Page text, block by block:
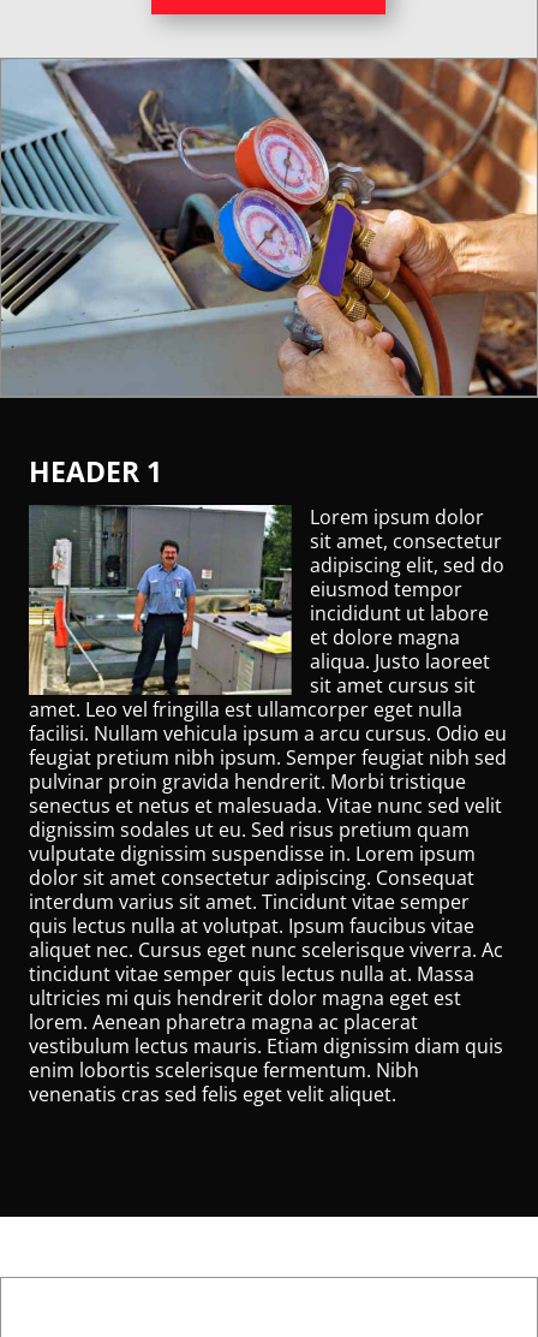
HEADER 1
Lorem ipsum dolor
sit amet, consectetur
adipiscing elit, sed do
eiusmod tempor
incididunt ut labore
et dolore magna
aliqua. Justo laoreet
sit amet cursus sit
amet. Leo vel fringilla est ullamcorper eget nulla
facilisi. Nullam vehicula ipsum a arcu cursus. Odio eu
feugiat pretium nibh ipsum. Semper feugiat nibh sed
pulvinar proin gravida hendrerit. Morbi tristique
senectus et netus et malesuada. Vitae nunc sed velit
dignissim sodales ut eu. Sed risus pretium quam
vulputate dignissim suspendisse in. Lorem ipsum
dolor sit amet consectetur adipiscing. Consequat
interdum varius sit amet. Tincidunt vitae semper
quis lectus nulla at volutpat. Ipsum faucibus vitae
aliquet nec. Cursus eget nunc scelerisque viverra. Ac
tincidunt vitae semper quis lectus nulla at. Massa
ultricies mi quis hendrerit dolor magna eget est
lorem. Aenean pharetra magna ac placerat
vestibulum lectus mauris. Etiam dignissim diam quis
enim lobortis scelerisque fermentum. Nibh
venenatis cras sed felis eget velit aliquet.